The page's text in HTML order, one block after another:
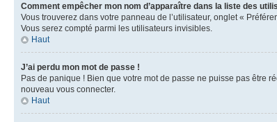
Comment empêcher mon nom d’apparaître dans la liste des
Vous trouverez dans votre panneau de l’utilisateur, onglet «
Vous serez compté parmi les utilisateurs invisibles.
Haut
J’ai perdu mon mot de passe !
Pas de panique ! Bien que votre mot de passe ne puisse pas être
nouveau vous connecter.
Haut